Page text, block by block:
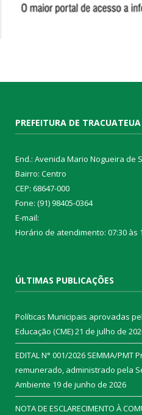
PREFEITURA DE TRACUATEUA
End.: Avenida Mario Nogueira de
Bairro: Centro
CEP: 68647-000
Fone: (91) 98405-0364
E-mail:
Horário de atendimento: 07:30 às
ÚLTIMAS PUBLICAÇÕES
Políticas Municipais aprovadas
Educação (CME)21 de julho de
EDITAL N° 001/2026 SEMMA/PMT
remunerado, administrado pela
Ambiente 19 de junho de 2026
NOTA DE ESCLARECIMENTO À